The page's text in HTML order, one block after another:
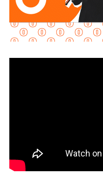
migratoria contra elCJNG
También lee:Muere
Nueva Jersey
López-Cornejo declaró
que se encuentra